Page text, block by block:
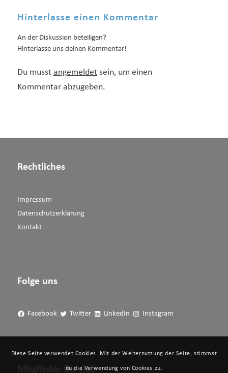
Hinterlasse einen Kommentar
An der Diskussion beteiligen?
Hinterlasse uns deinen Kommentar!
Du musst angemeldetsein, um einen
Kommentar abzugeben.
Rechtliches
Impressum
Datenschutzerklärung
Kontakt
Folge uns
Facebook Twitter LinkedIn Instagram
Mitglieder Bereich
Diese Seite verwendet Cookies. Mit der Weiternutzung der Seite, stimmst
du die Verwendung von Cookies zu.